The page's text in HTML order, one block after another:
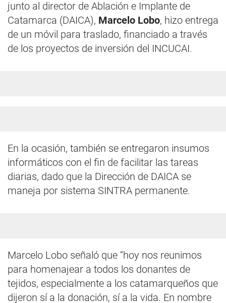
junto al director de Ablación e Implante de
Catamarca (DAICA), Marcelo Lobo, hizo entrega
de un móvil para traslado, financiado a través
de los proyectos de inversión del INCUCAI.
En la ocasión, también se entregaron insumos
informáticos con el fin de facilitar las tareas
diarias, dado que la Dirección de DAICA se
maneja por sistema SINTRA permanente.
Marcelo Lobo señaló que “hoy nos reunimos
para homenajear a todos los donantes de
tejidos, especialmente a los catamarqueños que
dijeron sí a la donación, sí a la vida. En nombre